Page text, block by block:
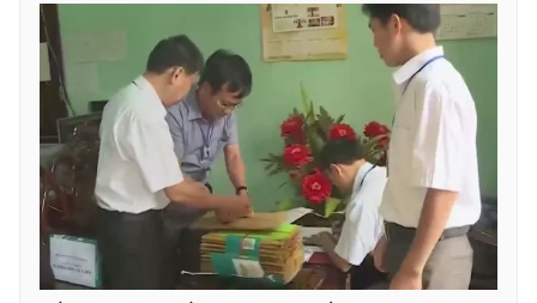
VTV Sức khoẻ Bất động sản
Thị trường 24h Tấm lòng Việt
VTV4 Vươn mình bằng AI
VTV9 VTV8
Liên hệ tòa soạn English